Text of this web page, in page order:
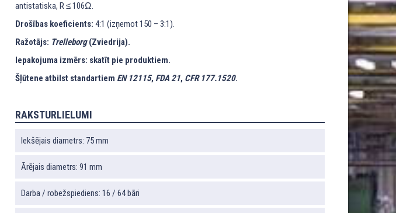
antistatiska, R ≤ 106Ω.
Drošības koeficients: 4:1 (izņemot 150 – 3:1).
Ražotājs: Trelleborg(Zviedrija).
Iepakojuma izmērs: skatīt pie produktiem.
Šļūtene atbilst standartiem EN 12115, FDA 21, CFR 177.1520.
RAKSTURLIELUMI
Iekšējais diametrs: 75 mm
Ārējais diametrs: 91 mm
Darba / robežspiediens: 16 / 64 bāri